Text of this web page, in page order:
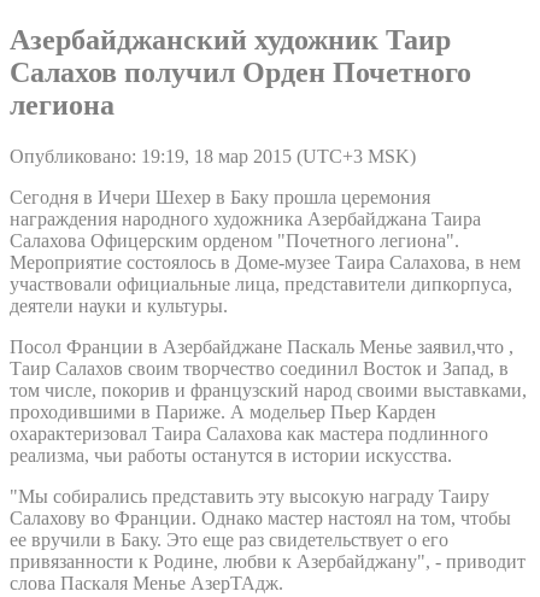
Азербайджанский художник Таир
Салахов получил Орден Почетного
легиона
Опубликовано: 19:19, 18 мар 2015 (UTC+3 MSK)
Сегодня в Ичери Шехер в Баку прошла церемония
награждения народного художника Азербайджана Таира
Салахова Офицерским орденом "Почетного легиона".
Мероприятие состоялось в Доме-музее Таира Салахова, в нем
участвовали официальные лица, представители дипкорпуса,
деятели науки и культуры.
Посол Франции в Азербайджане Паскаль Meнье заявил,что ,
Таир Салахов своим творчество соединил Восток и Запад, в
том числе, покорив и французский народ своими выставками,
проходившими в Париже. А модельер Пьер Карден
охарактеризовал Таира Салахова как мастера подлинного
реализма, чьи работы останутся в истории искусства.
"Мы собирались представить эту высокую награду Таиру
Салахову во Франции. Однако мастер настоял на том, чтобы
ее вручили в Баку. Это еще раз свидетельствует о его
привязанности к Родине, любви к Азербайджану", - приводит
слова Паскаля Менье АзерТАдж.